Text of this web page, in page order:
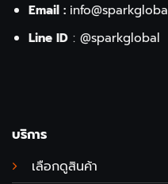
Email :
Line ID: @sparkglobal
บริการ
เลือกดูสินค้า